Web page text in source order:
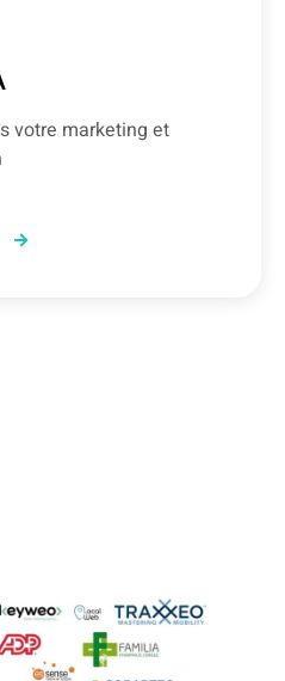
votre marketing et